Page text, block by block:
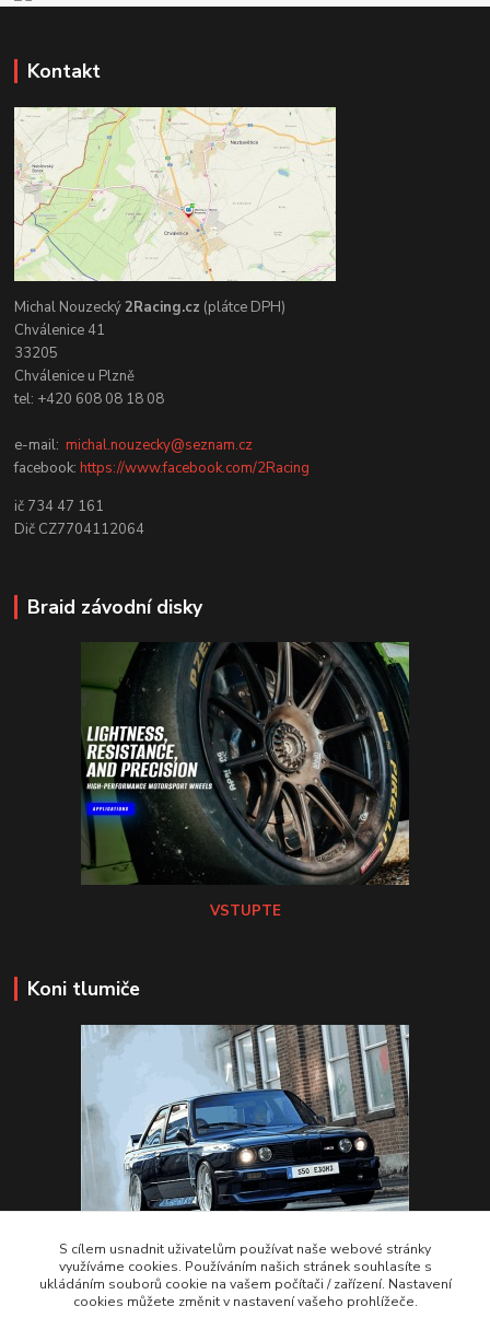
Kontakt
Michal Nouzecký2Racing.cz (plátce DPH)
Chválenice 41
33205
Chválenice u Plzně
tel: +420 608 08 18 08
e-mail:michal.nouzecky@seznam.cz
facebook:https://www.facebook.com/2Racing
ič 734 47 161
Dič CZ7704112064
Braid závodní disky
VSTUPTE
Koni tlumiče
VSTUPTE Koni tlumiče
S cílem usnadnit uživatelům používat naše webové stránky
využíváme cookies. Používáním našich stránek souhlasíte s
ukládáním souborů cookie na vašem počítači / zařízení. Nastavení
cookies můžete změnit v nastavení vašeho prohlížeče.